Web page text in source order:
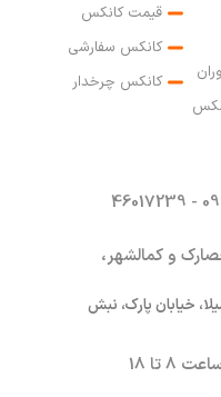
قیمت کانکس
کانکس سفارشی
کانکس چرخدار
و کمالشهر،
خیابان پارک، نبش
تا 18